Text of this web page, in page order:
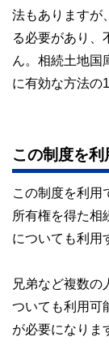
法もありますが
る必要があり、
ん。相続土地国
に有効な方法の1
この制度を利
この制度を利用
所有権を得た相
についても利用
兄弟など複数の
ついても利用可
が必要になりま